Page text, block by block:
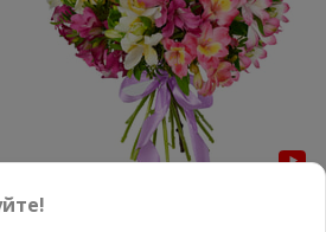
"Сказка для двоих!"